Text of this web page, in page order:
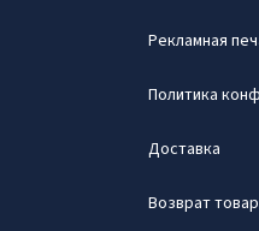
Рекламная
Политика
Доставка
Возврат